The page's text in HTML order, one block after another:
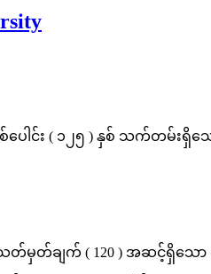
ည်နှစ်ပေါင်း ( ၁၂၅ ) နှစ် သက်တမ်
ဆင့်သတ်မှတ်ချက် ( 120 ) အဆင့်